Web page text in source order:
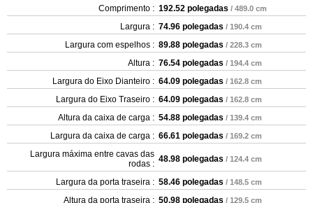
Comprimento : 192.52 polegadas / 489.0 cm
Largura : 74.96 polegadas / 190.4 cm
Largura com espelhos : 89.88 polegadas / 228.3 cm
Altura : 76.54 polegadas / 194.4 cm
Largura do Eixo Dianteiro : 64.09 polegadas / 162.8 cm
Largura do Eixo Traseiro : 64.09 polegadas / 162.8 cm
Altura da caixa de carga : 54.88 polegadas / 139.4 cm
Largura da caixa de carga : 66.61 polegadas / 169.2 cm
Largura máxima entre cavas das
rodas : 48.98 polegadas / 124.4 cm
Largura da porta traseira : 58.46 polegadas / 148.5 cm
Altura da porta traseira : 50.98 polegadas / 129.5 cm